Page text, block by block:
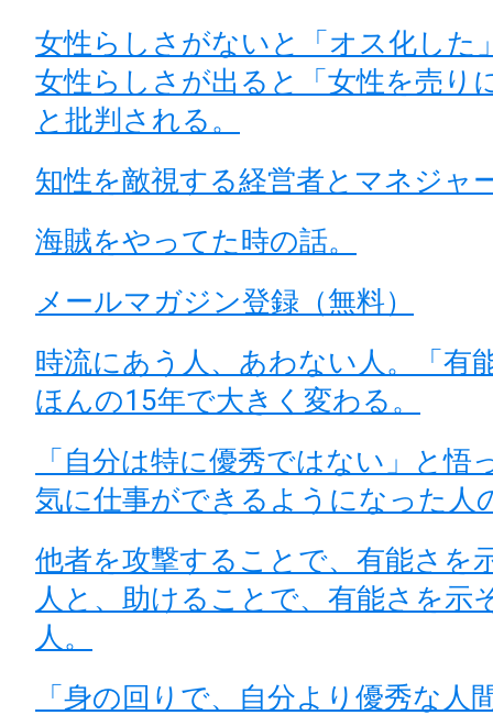
女性らしさがないと「オス化した
女性らしさが出ると「女性を売り
と批判される。
知性を敵視する経営者とマネジャ
海賊をやってた時の話。
メールマガジン登録（無料）
時流にあう人、あわない人。「有
ほんの15年で大きく変わる。
「自分は特に優秀ではない」と悟
気に仕事ができるようになった人
他者を攻撃することで、有能さを
人と、助けることで、有能さを示
人。
「身の回りで、自分より優秀な人